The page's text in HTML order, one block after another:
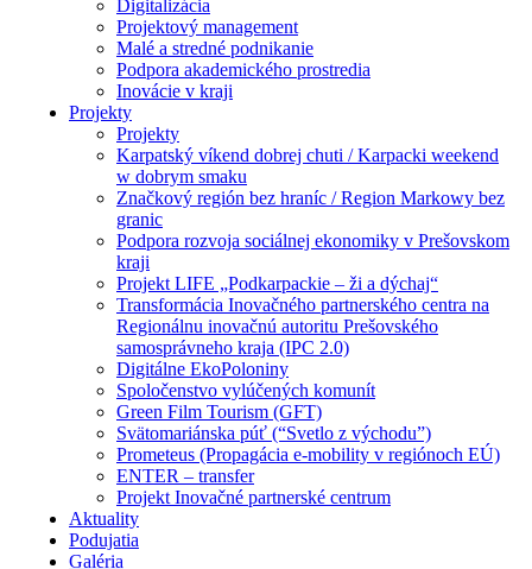
Digitalizácia
Projektový management
Malé a stredné podnikanie
Podpora akademického prostredia
Inovácie v kraji
Projekty
Projekty
Karpatský víkend dobrej chuti / Karpacki weekend
w dobrym smaku
Značkový región bez hraníc / Region Markowy bez
granic
Podpora rozvoja sociálnej ekonomiky v Prešovskom
kraji
Projekt LIFE „Podkarpackie – ži a dýchaj“
Transformácia Inovačného partnerského centra na
Regionálnu inovačnú autoritu Prešovského
samosprávneho kraja (IPC 2.0)
Digitálne EkoPoloniny
Spoločenstvo vylúčených komunít
Green Film Tourism (GFT)
Svätomariánska púť (“Svetlo z východu”)
Prometeus (Propagácia e-mobility v regiónoch EÚ)
ENTER – transfer
Projekt Inovačné partnerské centrum
Aktuality
Podujatia
Galéria